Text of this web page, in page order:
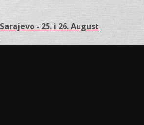
Sarajevo - 25. i 26. August